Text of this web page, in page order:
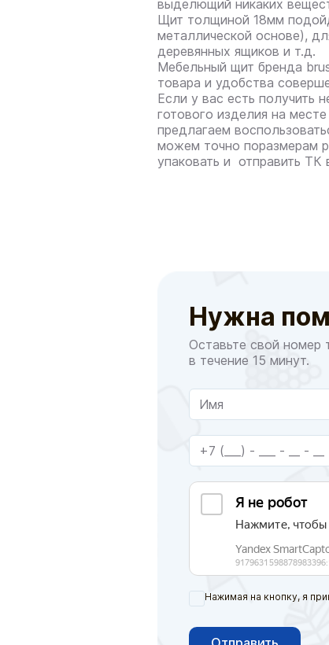
выделющий никаких
Щит толщиной 18мм
металлической основе),
деревянных ящиков и т.д.
Мебельный щит бренда
товара и удобства
Если у вас есть получить
готового изделия на
предлагаем
можем точно поразмерам
упаковать и отправить
Нужна
Оставьте свой номер
в течение 15 минут.
Нажимая на кнопку, я